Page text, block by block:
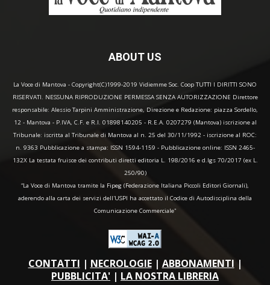
ABOUT US
La Voce di Mantova - Copyright(C)1999-2019 Vidiemme Soc. Coop TUTTI I DIRITTI SONO
RISERVATI. NESSUNA RIPRODUZIONE PERMESSA SENZA AUTORIZZAZIONE Direttore
responsabile: Alessio Tarpini Amministrazione, Direzione e Redazione: piazza Sordello,
12 - Mantova - P.IVA, C.F. e R.I. 01898140205 - R.E.A. 0207279 (Mantova) iscrizione al
Tribunale: iscritta al Tribunale di Mantova al n. 25 del 30/11/1992 - iscrizione al ROC:
n. 9363 Pubblicazione a stampa: ISSN 1594-1159 - Pubblicazione online: ISSN 2465-
132X La testata fruisce dei contributi diretti editoria L. 198/2016 e d.lgs 70/2017 (ex L.
250/90)
“La Voce di Mantova tramite la Fipeg (Federazione Italiana Piccoli Editori Giornali),
aderendo alla carta dei servizi dell'USPI ha accettato il Codice di Autodisciplina della
Comunicazione Commerciale"
CONTATTI | NECROLOGIE| ABBONAMENTI |
PUBBLICITA' | LA NOSTRA LIBRERIA